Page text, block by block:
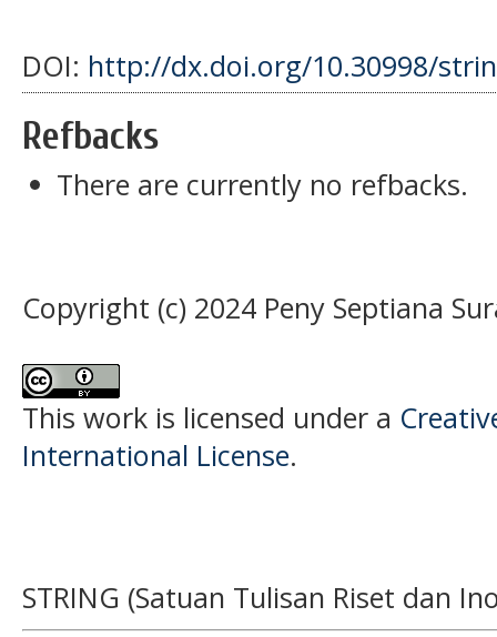
DOI: http://dx.doi.org/10.30998/
Refbacks
There are currently no refbacks.
Copyright (c) 2024 Peny Septiana
This work is licensed under a
International License.
STRING (Satuan Tulisan Riset dan